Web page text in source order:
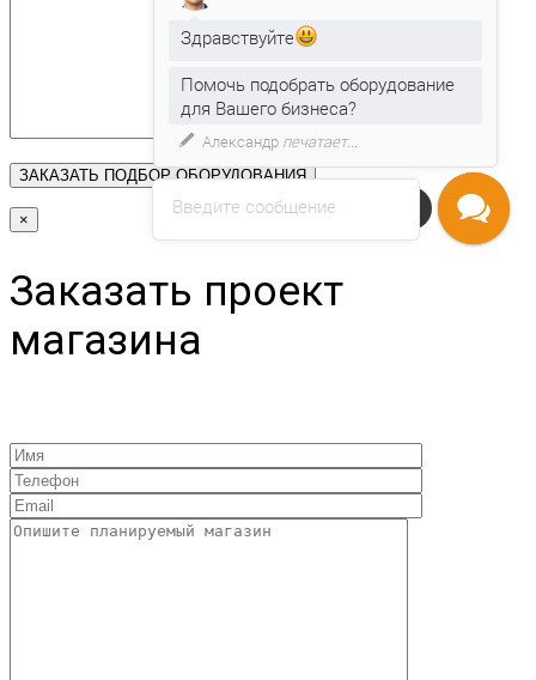
×
Заказать проект
магазина
Напишите нам
Введите сообщение
Здравствуйте
Помочь подобрать оборудование
для Вашего бизнеса?
Александр печатает...